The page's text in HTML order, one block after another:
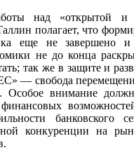
над «открытой и
полагает, что
еще не завершено и
не до конца
так же в защите и
— свобода
Особое внимание
банковского
конкуренции на